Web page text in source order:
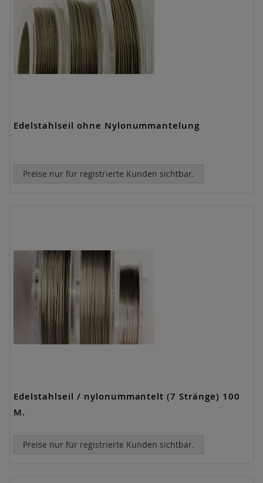
Edelstahlseil ohne Nylonummantelung
Preise nur für registrierte Kunden sichtbar.
Edelstahlseil / nylonummantelt (7 Stränge) 100
M.
Preise nur für registrierte Kunden sichtbar.